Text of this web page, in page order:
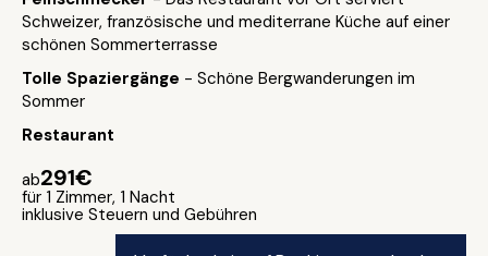
Schweizer, französische und mediterrane Küche auf einer
schönen Sommerterrasse
Tolle Spaziergänge - Schöne Bergwanderungen im
Sommer
Restaurant
ab291€
für 1 Zimmer, 1 Nacht
inklusive Steuern und Gebühren